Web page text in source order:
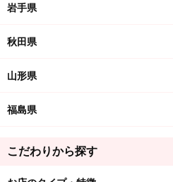
岩手県
秋田県
山形県
福島県
こだわりから探す